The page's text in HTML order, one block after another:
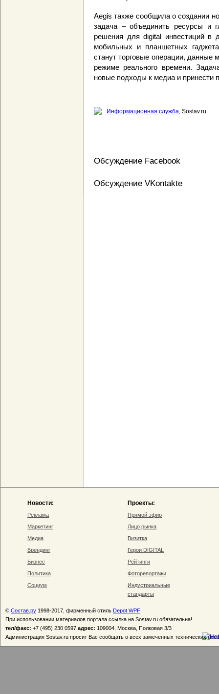
Aegis также сообщила о создании
задача – объединить ресурсы и
решения для digital инвестиций в
мобильных и планшетных
станут торговые операции, данные
режиме реального времени.
новые подходы к медиа и принести
Информационная служба, Sostav.ru
Обсуждение Facebook
Обсуждение VKontakte
Новости:
Реклама
Маркетинг
Медиа
Брендинг
Бизнес
Политика
Социум
Проекты:
Прямой эфир
Лицо рынка
Визитка
Герои DIGITAL
Рейтинги
Фоторепортажи
Индустриальные
стандарты
© Состав.ру 1998-2017, фирменный стиль Depot WPF
При использовании материалов портала ссылка на Sostav.ru обязательна!
тел/факс: +7 (495) 230 0597 адрес: 109004, Москва, Полковая 3/3
Администрация Sostav.ru просит Вас сообщать о всех замеченных технических